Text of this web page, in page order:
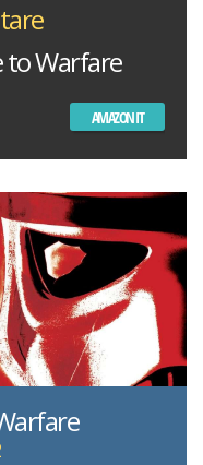
to Warfare
AMAZON IT